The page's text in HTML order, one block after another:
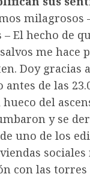
milagrosos
El hecho de
me hace
Doy gracias
antes de las
del
y se
uno de los
sociales
con las torres